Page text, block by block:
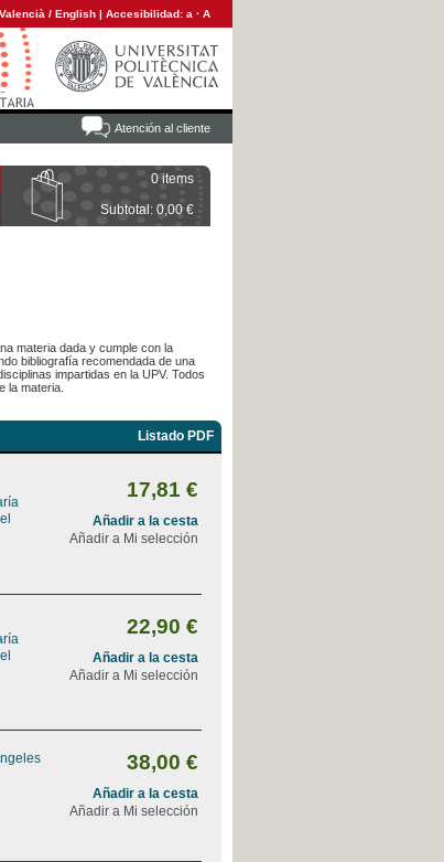
Valencià / English | Accesibilidad: a · A
Atención al cliente
0 items
Subtotal: 0,00 €
materia dada y cumple con la
bibliografía recomendada de una
impartidas en la UPV. Todos
la materia.
Listado PDF
17,81 €
Añadir a la cesta
Añadir a Mi selección
22,90 €
Añadir a la cesta
Añadir a Mi selección
38,00 €
Añadir a la cesta
Añadir a Mi selección